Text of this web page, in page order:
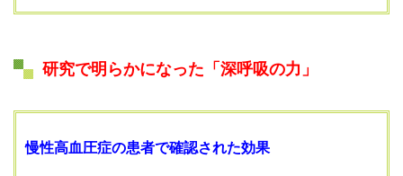
研究で明らかになった「深呼吸の力」
慢性高血圧症の患者で確認された効果